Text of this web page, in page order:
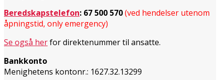
Beredskapstelefon: 67 500 570(ved hendelser utenom
åpningstid, only emergency)
Se også herfor direktenummer til ansatte.
Bankkonto
Menighetens kontonr.: 1627.32.13299